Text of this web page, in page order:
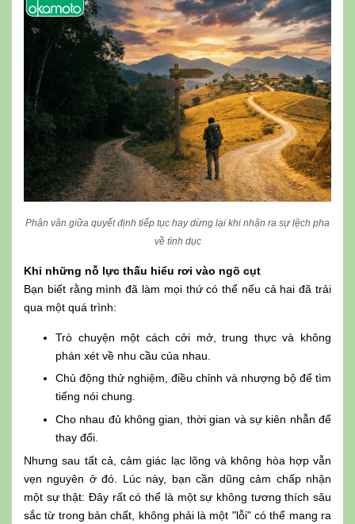
Phân vân giữa quyết định tiếp tục hay dừng lại khi nhận ra sự lệch pha
về tình dục
Khi những nỗ lực thấu hiểu rơi vào ngõ cụt
Bạn biết rằng mình đã làm mọi thứ có thể nếu cả hai đã trải
qua một quá trình:
Trò chuyện một cách cởi mở, trung thực và không
phán xét về nhu cầu của nhau.
Chủ động thử nghiệm, điều chỉnh và nhượng bộ để tìm
tiếng nói chung.
Cho nhau đủ không gian, thời gian và sự kiên nhẫn để
thay đổi.
Nhưng sau tất cả, cảm giác lạc lõng và không hòa hợp vẫn
vẹn nguyên ở đó. Lúc này, bạn cần dũng cảm chấp nhận
một sự thật: Đây rất có thể là một sự không tương thích sâu
sắc từ trong bản chất, không phải là một "lỗi" có thể mang ra